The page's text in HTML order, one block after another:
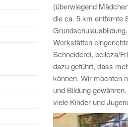
(überwiegend
die ca. 5 km entfernte
Werkstätten
Schneiderei, belleza/
dazu geführt, dass
können. Wir möchten
und Bildung
viele Kinder und